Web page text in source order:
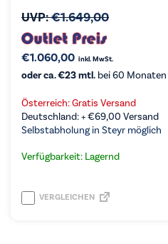
UVP:€1.649,00
€1.060,00 inkl. MwSt.
oder ca. €23 mtl. bei 60
Österreich: Gratis Versand
Deutschland: +€69,00 Versand
Selbstabholung in Steyr möglich
Verfügbarkeit: Lagernd
VERGLEICHEN